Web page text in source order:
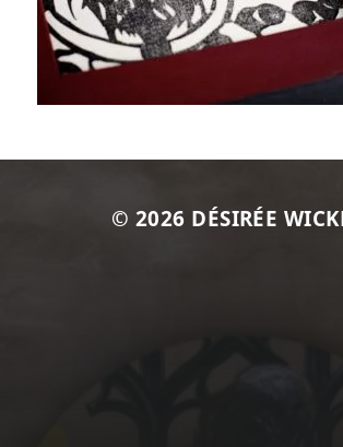
© 2026 DÉSIRÉE